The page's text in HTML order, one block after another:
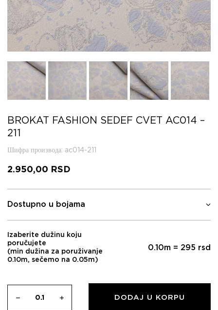
BROKAT FASHION SEDEF CVET AC014 –
211
Шифра производа: ac014-211
2.950,00 RSD
Dostupno u bojama
Izaberite dužinu koju
poručujete
(min dužina za poruživanje
0.10m, sečemo na 0.05m)
0.10m = 295 rsd
DODAJ U KORPU